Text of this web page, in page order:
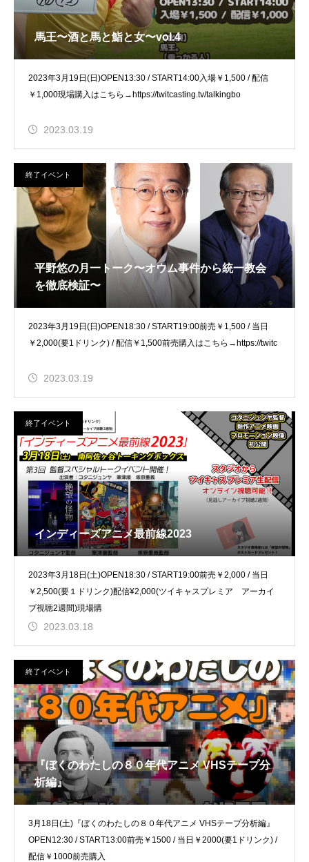
馬王〜酒と馬と鮨と女〜vol.4
2023年3月19日(日)OPEN13:30 / START14:00入場￥1,500 / 配信
￥1,000現場購入はこちら→https://twitcasting.tv/talkingbo
2023.03.19
終了イベント
平野悠の月一トーク〜オウム事件から統一教会
を徹底検証〜
2023年3月19日(日)OPEN18:30 / START19:00前売￥1,500 / 当日
￥2,000(要1ドリンク) / 配信￥1,500前売購入はこちら→https://twitc
2023.03.19
終了イベント
インディーズアニメ最前線2023
2023年3月18日(土)OPEN18:30 / START19:00前売￥2,000 / 当日
￥2,500(要１ドリンク)配信¥2,000(ツイキャスプレミア アーカイ
ブ視聴2週間)現場購
2023.03.18
終了イベント
『ぼくのわたしの８０年代アニメ VHSテープ分
析編』
3月18日(土)『ぼくのわたしの８０年代アニメ VHSテープ分析編』
OPEN12:30 / START13:00前売￥1500 / 当日￥2000(要1ドリンク) /
配信￥1000前売購入